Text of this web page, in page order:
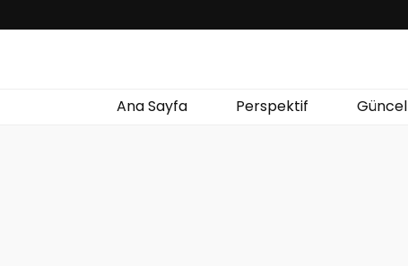
Ana Sayfa Perspektif Güncel